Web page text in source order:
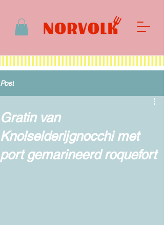
Post
Gratin van
Knolselderijgnocchi met
port gemarineerd roquefort